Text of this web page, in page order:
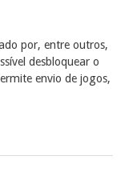
por, entre outros,
desbloquear o
envio de jogos,